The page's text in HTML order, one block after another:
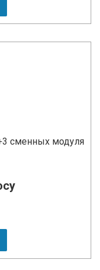
сменных модуля